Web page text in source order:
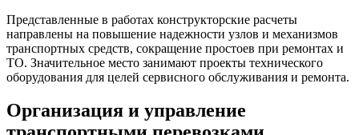
Представленные в работах конструкторские расчеты
направлены на повышение надежности узлов и механизмов
транспортных средств, сокращение простоев при ремонтах и
ТО. Значительное место занимают проекты технического
оборудования для целей сервисного обслуживания и ремонта.
Организация и управление